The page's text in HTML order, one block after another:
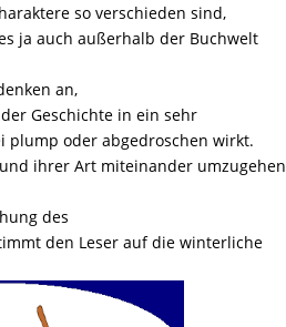
so verschieden sind,
ja auch außerhalb der Buchwelt
an,
Geschichte in ein sehr
plump oder abgedroschen wirkt.
ihrer Art miteinander umzugehen
des
den Leser auf die winterliche